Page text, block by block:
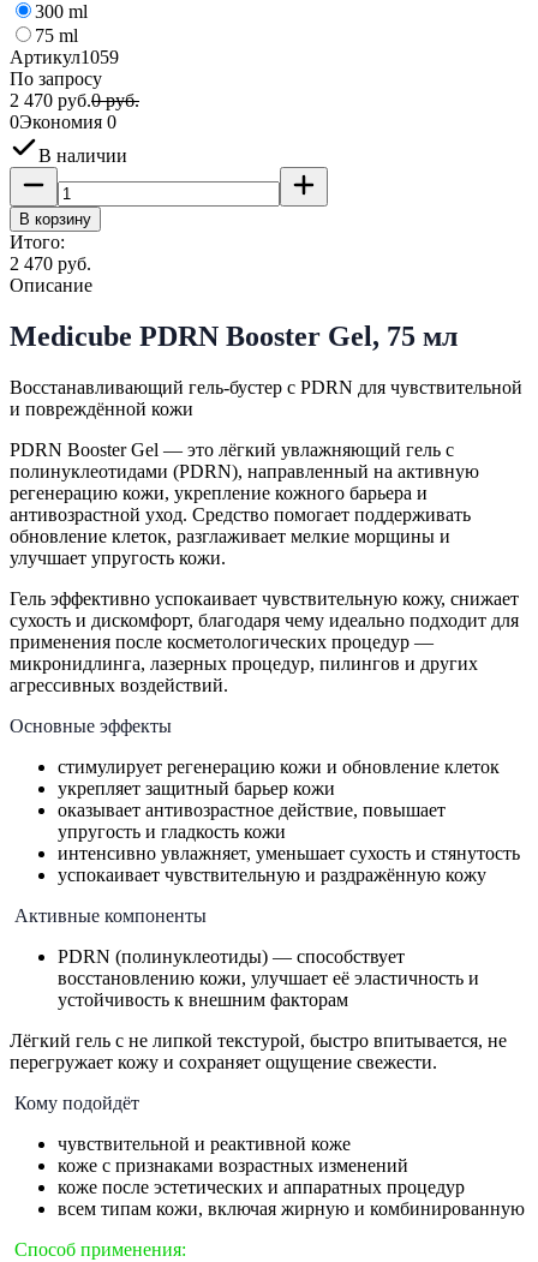
300 ml
75 ml
Артикул1059
По запросу
2 470 руб.0 руб.
0Экономия 0
В наличии
В корзину
Итого:
2 470 руб.
Описание
Medicube PDRN Booster Gel, 75 мл
Восстанавливающий гель-бустер с PDRN для чувствительной
и повреждённой кожи
PDRN Booster Gel — это лёгкий увлажняющий гель с
полинуклеотидами (PDRN), направленный на активную
регенерацию кожи, укрепление кожного барьера и
антивозрастной уход. Средство помогает поддерживать
обновление клеток, разглаживает мелкие морщины и
улучшает упругость кожи.
Гель эффективно успокаивает чувствительную кожу, снижает
сухость и дискомфорт, благодаря чему идеально подходит для
применения после косметологических процедур —
микронидлинга, лазерных процедур, пилингов и других
агрессивных воздействий.
Основные эффекты
стимулирует регенерацию кожи и обновление клеток
укрепляет защитный барьер кожи
оказывает антивозрастное действие, повышает
упругость и гладкость кожи
интенсивно увлажняет, уменьшает сухость и стянутость
успокаивает чувствительную и раздражённую кожу
Активные компоненты
PDRN (полинуклеотиды) — способствует
восстановлению кожи, улучшает её эластичность и
устойчивость к внешним факторам
Лёгкий гель с не липкой текстурой, быстро впитывается, не
перегружает кожу и сохраняет ощущение свежести.
Кому подойдёт
чувствительной и реактивной коже
коже с признаками возрастных изменений
коже после эстетических и аппаратных процедур
всем типам кожи, включая жирную и комбинированную
Способ применения: